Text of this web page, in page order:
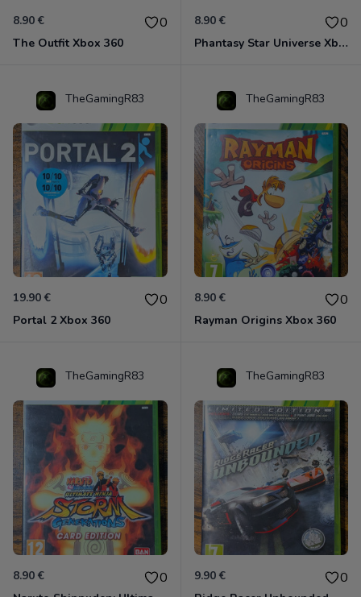
8.90 € 0
The Outfit Xbox 360
8.90 € 0
Phantasy Star Universe Xbox 360
TheGamingR83
19.90 € 0
Portal 2 Xbox 360
TheGamingR83
8.90 € 0
Rayman Origins Xbox 360
TheGamingR83
8.90 € 0
TheGamingR83
9.90 € 0